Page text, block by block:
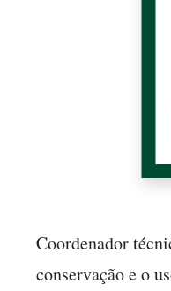
Coordenador
conservação e o